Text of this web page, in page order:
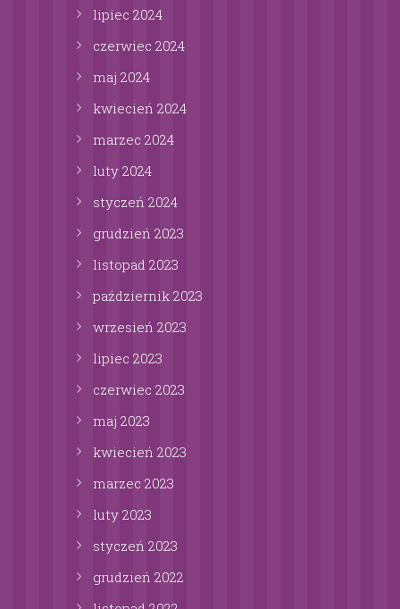
lipiec 2024
czerwiec 2024
maj 2024
kwiecień 2024
marzec 2024
luty 2024
styczeń 2024
grudzień 2023
listopad 2023
październik 2023
wrzesień 2023
lipiec 2023
czerwiec 2023
maj 2023
kwiecień 2023
marzec 2023
luty 2023
styczeń 2023
grudzień 2022